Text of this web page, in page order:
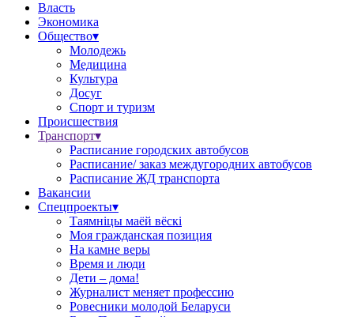
Власть
Экономика
Общество▾
Молодежь
Медицина
Культура
Досуг
Спорт и туризм
Происшествия
Транспорт▾
Расписание городских автобусов
Расписание/ заказ междугородних автобусов
Расписание ЖД транспорта
Вакансии
Спецпроекты▾
Таямніцы маёй вёскі
Моя гражданская позиция
На камне веры
Время и люди
Дети – дома!
Журналист меняет профессию
Ровесники молодой Беларуси